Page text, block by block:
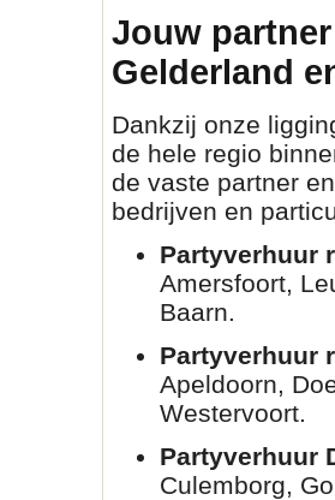
Jouw
Gelderland
Dankzij onze
de hele regio
de vaste partner
bedrijven en
Partyverhuur
Amersfoort,
Baarn.
Partyverhuur
Apeldoorn,
Westervoort.
Partyverhuur
Culemborg,